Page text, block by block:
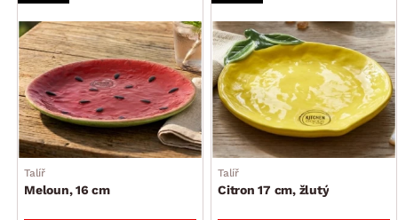
Talíř
Meloun, 16 cm
Talíř
Citron 17 cm, žlutý